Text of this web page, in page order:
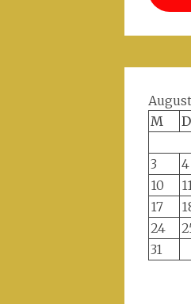
M
D
3
4
10
11
17
24
31